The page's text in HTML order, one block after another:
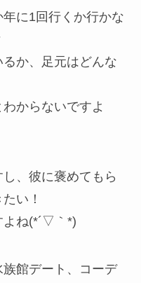
に1回行くか行かな
か、足元はどんな
からないですよ
、彼に褒めてもら
い！
よね(*´▽｀*)
館デート、コーデ